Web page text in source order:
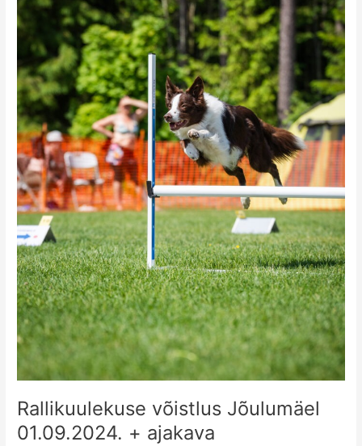
Rallikuulekuse võistlus Jõulumäel
01.09.2024. + ajakava